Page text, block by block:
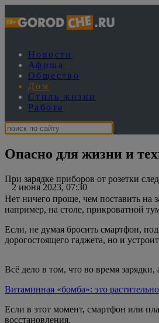
Новости
Афиша
Общество
Дом
Стиль жизни
Работа
Опасно для жизни и
2 июня 2023, 07:30
При зарядке приборов от розетки
Нет ничего проще, чем поставить на
например, на столе, прикроватной
Если, не думая бросить смартфон,
дорогостоящего гаджета, но и
Всё дело в том, что во время зарядки,
Витаминная «бомба»: это
Если в этот момент, смартфон или
восстановления.